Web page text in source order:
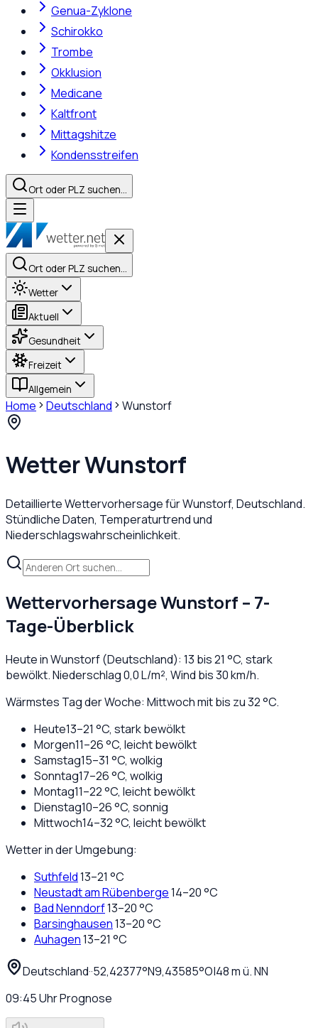
Genua-Zyklone
Schirokko
Trombe
Okklusion
Medicane
Kaltfront
Mittagshitze
Kondensstreifen
Ort oder PLZ suchen…
Ort oder PLZ suchen…
Wetter
Aktuell
Gesundheit
Freizeit
Allgemein
Home Deutschland Wunstorf
WetterWunstorf
Detaillierte Wettervorhersage fürWunstorf, Deutschland.
Stündliche Daten, Temperaturtrend und
Niederschlagswahrscheinlichkeit.
WettervorhersageWunstorf – 7-
Tage-Überblick
Heute inWunstorf(Deutschland): 13 bis21 °C, stark
bewölkt. Niederschlag0,0L/m², Wind bis30km/h.
Wärmstes Tag der Woche: Mittwoch mit bis zu 32 °C.
Heute13–21 °C, stark bewölkt
Morgen11–26°C, leicht bewölkt
Samstag15–31 °C, wolkig
Sonntag17–26°C, wolkig
Montag11–22°C, leicht bewölkt
Dienstag10–26°C, sonnig
Mittwoch14–32°C, leicht bewölkt
Wetter in der Umgebung:
Suthfeld13–21 °C
Neustadt am Rübenberge14–20°C
Bad Nenndorf13–20°C
Barsinghausen13–20°C
Auhagen13–21 °C
Deutschland··52,42377°N9,43585°O|48m ü. NN
09:45UhrPrognose